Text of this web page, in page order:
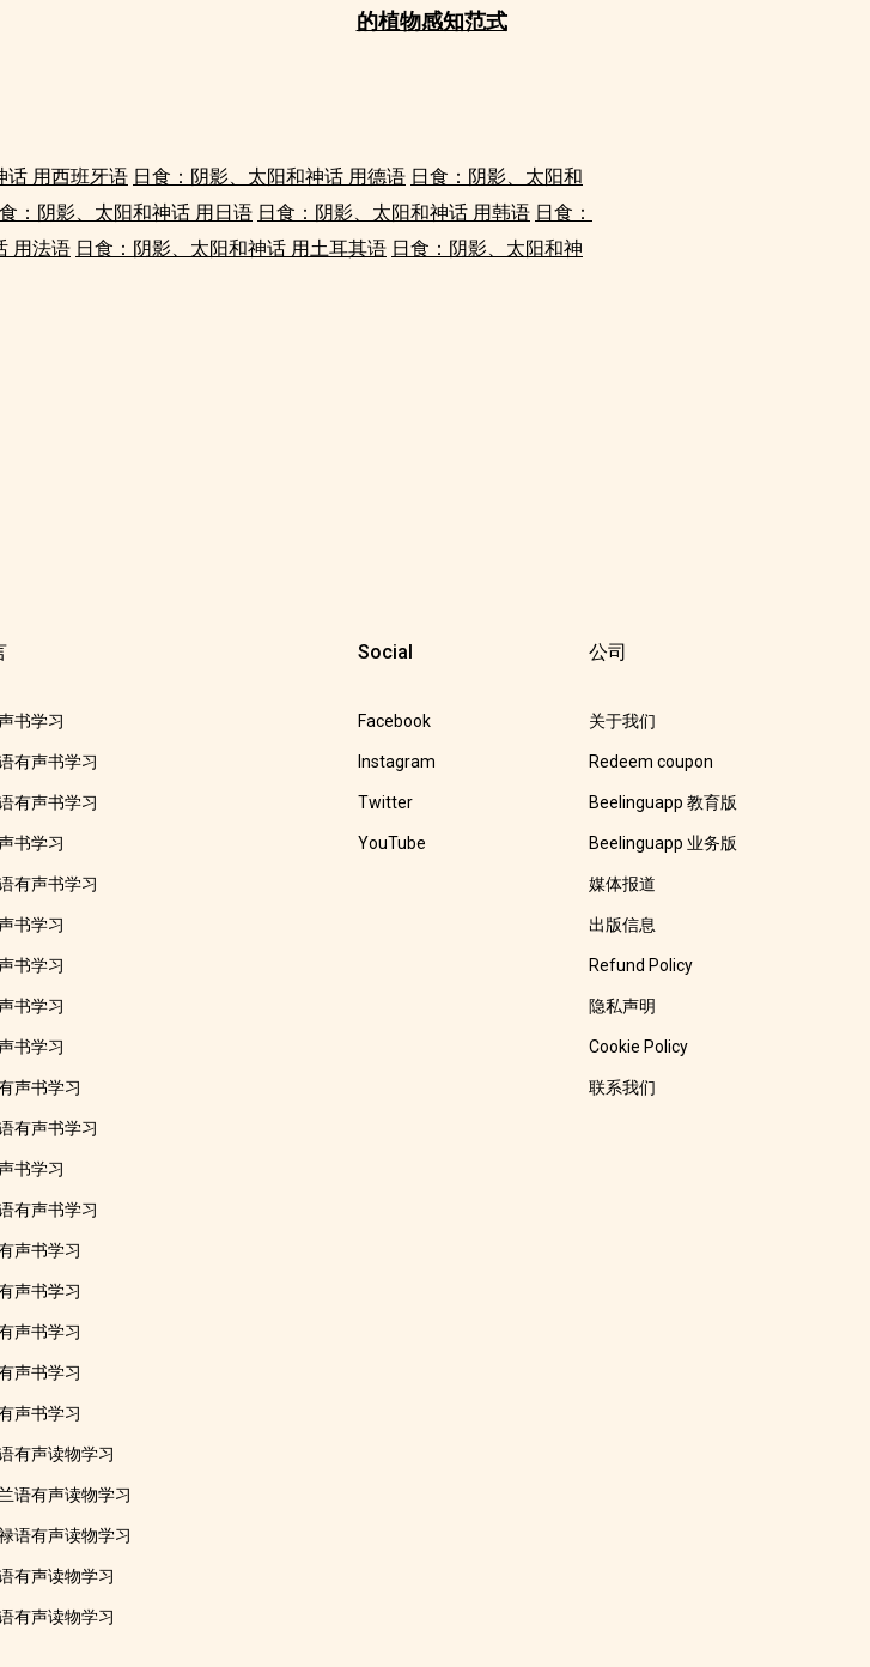
的植物感知范式
话 用西班牙语 日食：阴影、太阳和神话 用德语 日食：阴影、太阳和
：阴影、太阳和神话 用日语 日食：阴影、太阳和神话 用韩语 日食：
用法语 日食：阴影、太阳和神话 用土耳其语 日食：阴影、太阳和神
书学习
有声书学习
有声书学习
书学习
有声书学习
书学习
书学习
书学习
书学习
声书学习
有声书学习
书学习
有声书学习
声书学习
声书学习
声书学习
声书学习
声书学习
有声读物学习
语有声读物学习
语有声读物学习
有声读物学习
有声读物学习
Social
Facebook
Instagram
Twitter
YouTube
公司
关于我们
Redeem coupon
Beelinguapp 教育版
Beelinguapp 业务版
媒体报道
出版信息
Refund Policy
隐私声明
Cookie Policy
联系我们